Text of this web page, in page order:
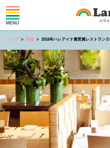
トップ 特集 2016年ハレアイナ賞受賞レストラン